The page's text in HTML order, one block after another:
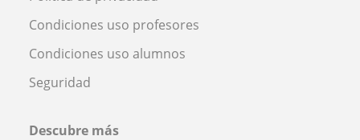
Condiciones uso profesores
Condiciones uso alumnos
Seguridad
Descubre más